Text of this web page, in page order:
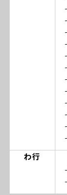
わ行